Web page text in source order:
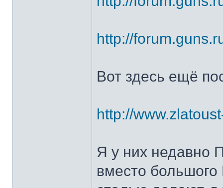
http://
Вот здесь ещё
http://
Я у них недавно
вместо